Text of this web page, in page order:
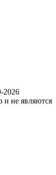
2026
и не являются